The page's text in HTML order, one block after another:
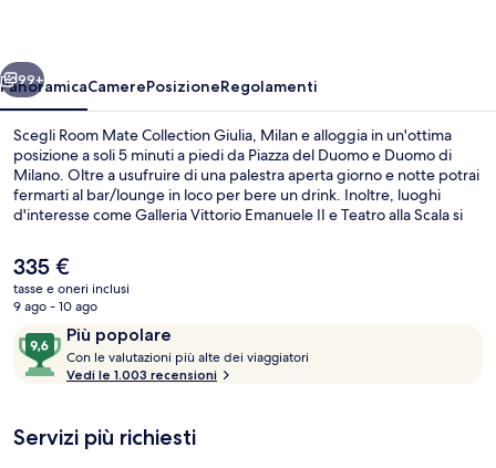
Avanti
99+
PanoramicaCamerePosizioneRegolamenti
Scegli Room Mate Collection Giulia, Milan e alloggia in un'ottima
posizione a soli 5 minuti a piedi da Piazza del Duomo e Duomo di
Milano. Oltre a usufruire di una palestra aperta giorno e notte potrai
fermarti al bar/lounge in loco per bere un drink. Inoltre, luoghi
d'interesse come Galleria Vittorio Emanuele II e Teatro alla Scala si
personale gentile e la posizione invidiabile. La struttura è a pochi
passi da Stazione metro di Duomo, mentre Fermata del tram di
piazza Cordusio M1 si trova a 3 min a piedi.
Il
prezzo
attuale
335 €
335 €
tasse e oneri inclusi
9 ago - 10 ago
RecensioniPiù popolare
9,6
su
10,
popolare
Con le valutazioni più alte dei viaggiatori
Vedi le 1.003 recensioni
Servizi più richiesti